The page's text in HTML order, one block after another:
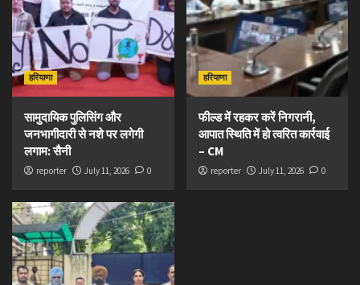
हरियाणा
सामुदायिक पुलिसिंग और
जनभागीदारी से नशे पर लगेगी
लगाम: सैनी
reporter July 11, 2026 0
हरियाणा
फील्ड में रहकर करें निगरानी,
आपात स्थिति में हो त्वरित कार्रवाई
– CM
reporter July 11, 2026 0